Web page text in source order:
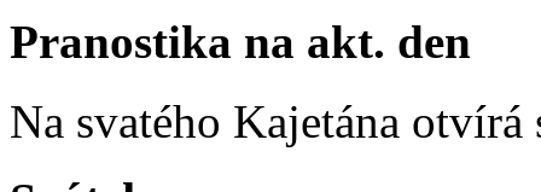
Pranostika na akt. den
Na svatého Kajetána otvírá